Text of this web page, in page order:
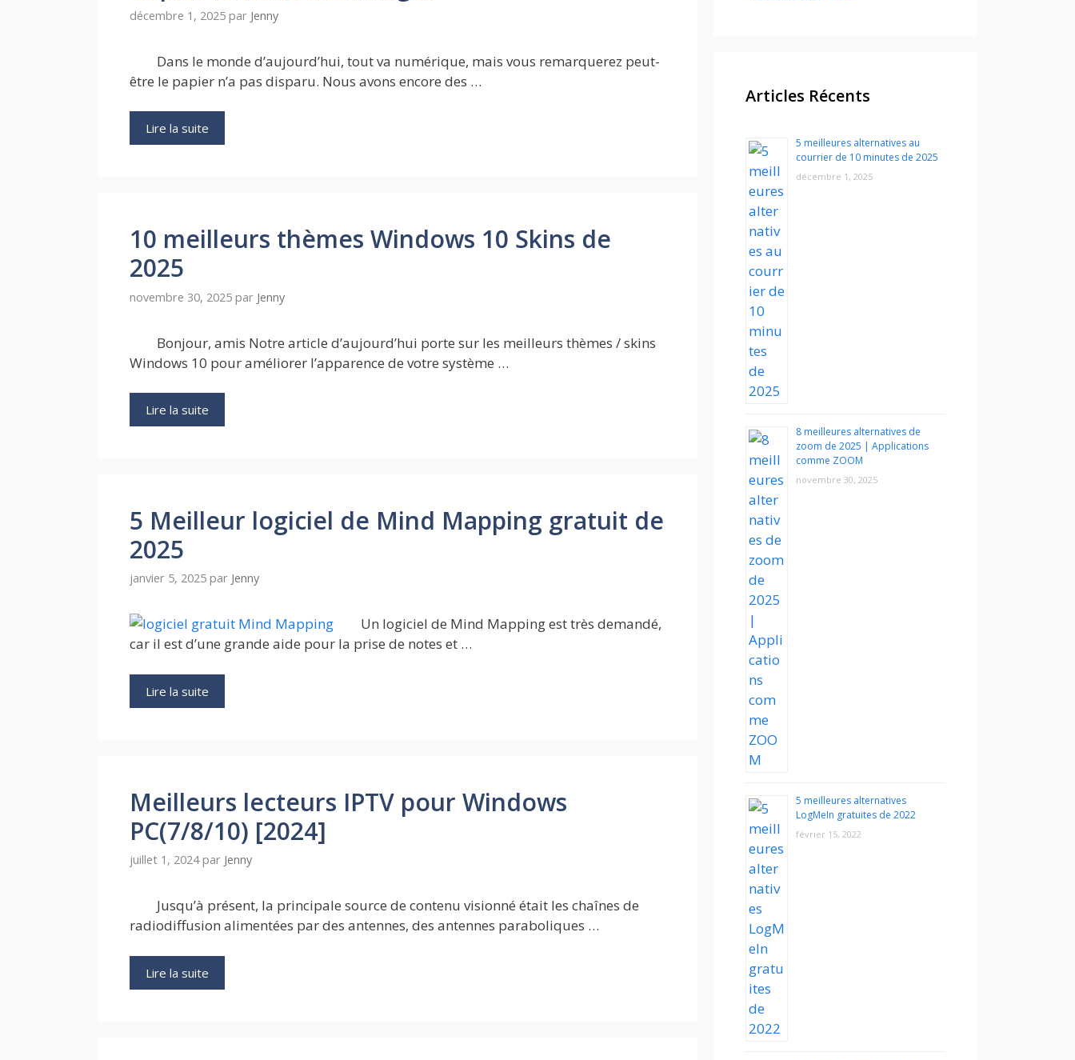
décembre 1, 2025 par Jenny
Dans le monde d’aujourd’hui, tout va numérique, mais vous remarquerez peut-
être le papier n’a pas disparu. Nous avons encore des …
Lire la suite
10 meilleurs thèmes Windows 10 Skins de
2025
novembre 30, 2025 par Jenny
Bonjour, amis Notre article d’aujourd’hui porte sur les meilleurs thèmes / skins
Windows 10 pour améliorer l’apparence de votre système …
Lire la suite
5 Meilleur logiciel de Mind Mapping gratuit de
2025
janvier 5, 2025 par Jenny
Un logiciel de Mind Mapping est très demandé,
car il est d’une grande aide pour la prise de notes et …
Lire la suite
Meilleurs lecteurs IPTV pour Windows
PC(7/8/10) [2024]
juillet 1, 2024 par Jenny
Jusqu’à présent, la principale source de contenu visionné était les chaînes de
radiodiffusion alimentées par des antennes, des antennes paraboliques …
Lire la suite
Articles Récents
5 meilleures alternatives au
courrier de 10 minutes de 2025
décembre 1, 2025
8 meilleures alternatives de
zoom de 2025 | Applications
comme ZOOM
novembre 30, 2025
5 meilleures alternatives
LogMeIn gratuites de 2022
février 15, 2022